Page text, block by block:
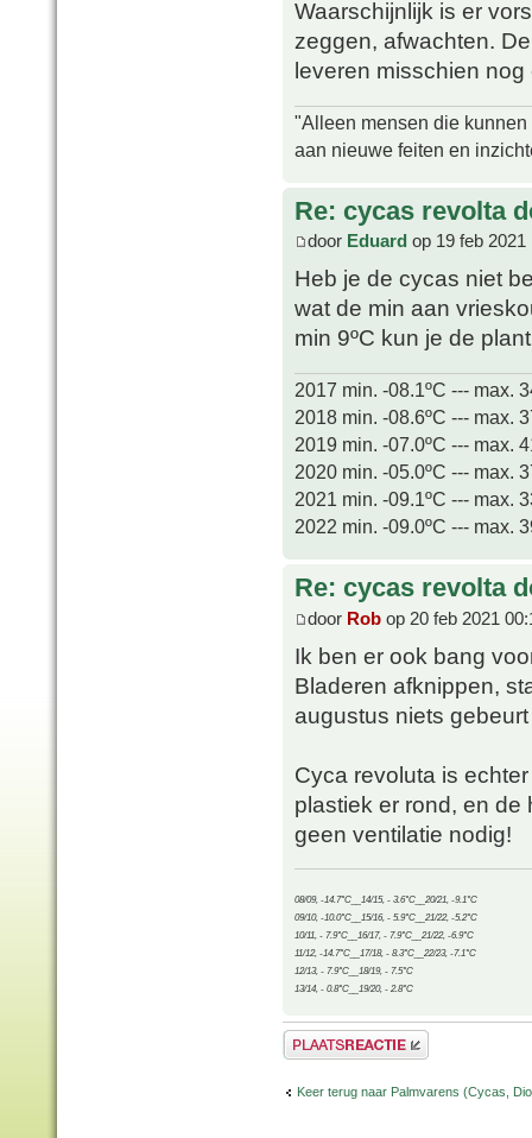
Waarschijnlijk is er
zeggen, afwachten.
leveren misschien
"Alleen mensen die
aan nieuwe feiten en
Re: cycas revolta
door Eduard op 19 feb 2021
Heb je de cycas niet
wat de min aan
min 9ºC kun je de
2017 min. -08.1ºC --- max.
2018 min. -08.6ºC --- max.
2019 min. -07.0ºC --- max.
2020 min. -05.0ºC --- max.
2021 min. -09.1ºC --- max.
2022 min. -09.0ºC --- max.
Re: cycas revolta
door Rob op 20 feb 2021
Ik ben er ook bang
Bladeren afknippen,
augustus niets
Cyca revoluta is
plastiek er rond, en de
geen ventilatie nodig!
08/09, -14.7°C__14/15, - 3.6°C__20/21, -9.1°C
09/10, -10.0°C__15/16, - 5.9°C__21/22, -5.2°C
10/11, - 7.9°C__16/17, - 7.9°C__21/22, -6.9°C
11/12, -14.7°C__17/18, - 8.3°C__22/23, -7.1°C
12/13, - 7.9°C__18/19, - 7.5°C
13/14, - 0.8°C__19/20, - 2.8°C
Plaats een reactie
Keer terug naar Palmvarens (Cycas,